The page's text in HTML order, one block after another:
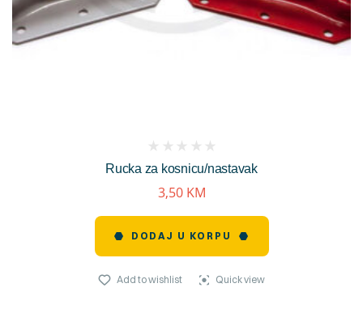
Rucka za kosnicu/nastavak
reviews)
3,50 KM
DODAJ U KORPU
Add to wishlist Quick view